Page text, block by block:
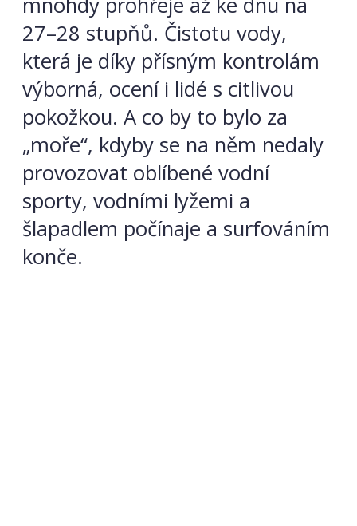
27–28 stupňů. Čistotu vody,
která je díky přísným kontrolám
výborná, ocení i lidé s citlivou
pokožkou. A co by to bylo za
„moře“, kdyby se na něm nedaly
provozovat oblíbené vodní
sporty, vodními lyžemi a
šlapadlem počínaje a surfováním
konče.